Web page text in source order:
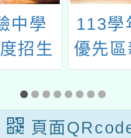
中學
招生
113學
優先
講座-
育，
頁面